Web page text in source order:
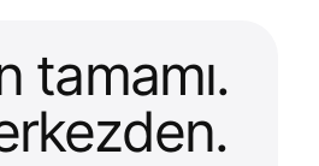
tamamı.